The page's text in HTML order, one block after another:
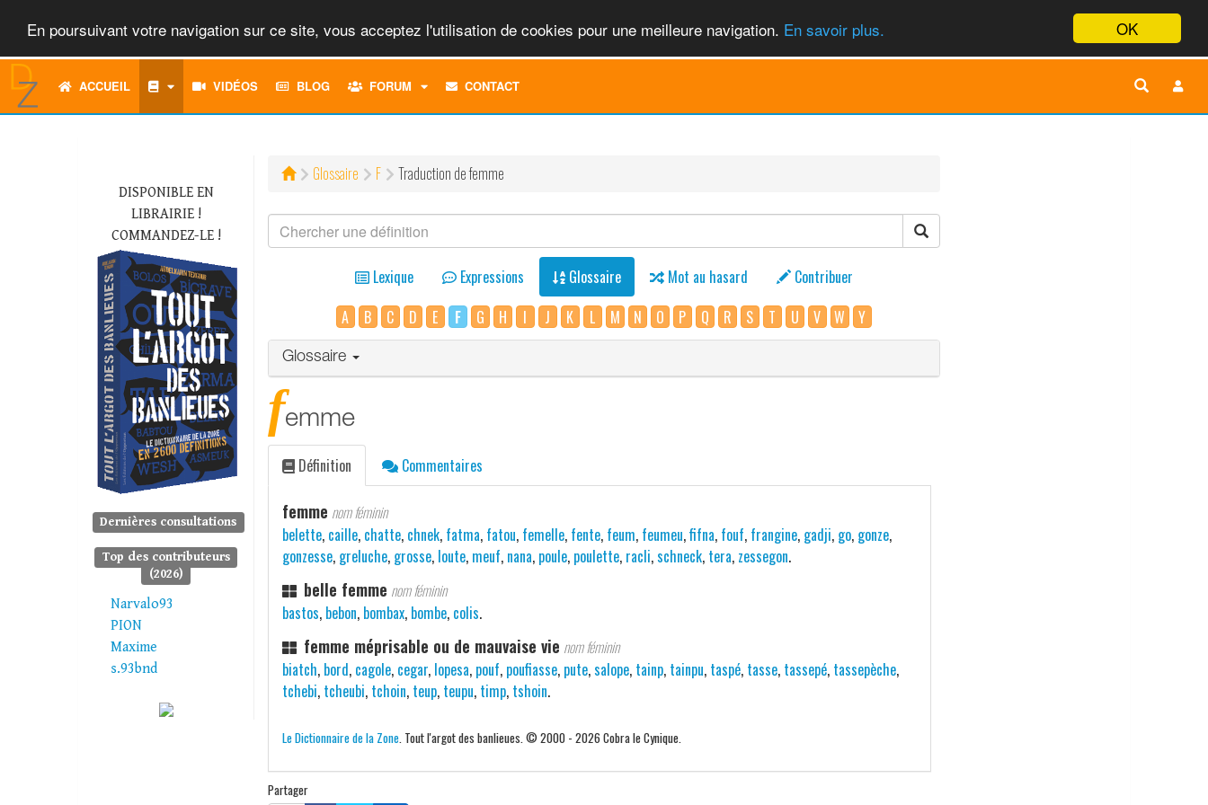
OK
En poursuivant votre navigation sur ce site, vous acceptez l'utilisation de cookies pour une meilleure navigation. En savoir plus.
ACCUEIL VIDÉOS BLOG FORUM
TOGGLECONTACT
DISPONIBLE EN
LIBRAIRIE !
COMMANDEZ-LE !
Dernières consultations
Top des contributeurs
(2026)
Narvalo93
PION
Maxime
s.93bnd
Glossaire F Traduction de femme
Lexique Expressions Glossaire Mot au hasard
Contribuer
A
B C D E F G H I J K L M N O P Q R S T U V W Y
Glossaire
femme
Définition Commentaires
femme nom féminin
belette, caille, chatte, chnek, fatma, fatou, femelle, fente, feum, feumeu,fifna, fouf, frangine, gadji, go, gonze,
gonzesse, greluche, grosse, loute, meuf, nana, poule, poulette, racli,schneck, tera, zessegon.
belle femme nom féminin
bastos, bebon, bombax, bombe, colis.
femme méprisable ou de mauvaise vie nom féminin
biatch, bord, cagole, cegar, lopesa, pouf, poufiasse, pute,salope, tainp, tainpu, taspé, tasse, tassepé, tassepèche,
tchebi, tcheubi, tchoin, teup, teupu, timp, tshoin.
Le Dictionnaire de la Zone. Tout l'argot des banlieues. © 2000 - 2026 Cobra le Cynique.
Partager